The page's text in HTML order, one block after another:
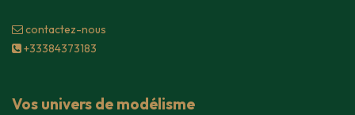
contacte​z-nous
+33384373183
Vos univers de modélisme